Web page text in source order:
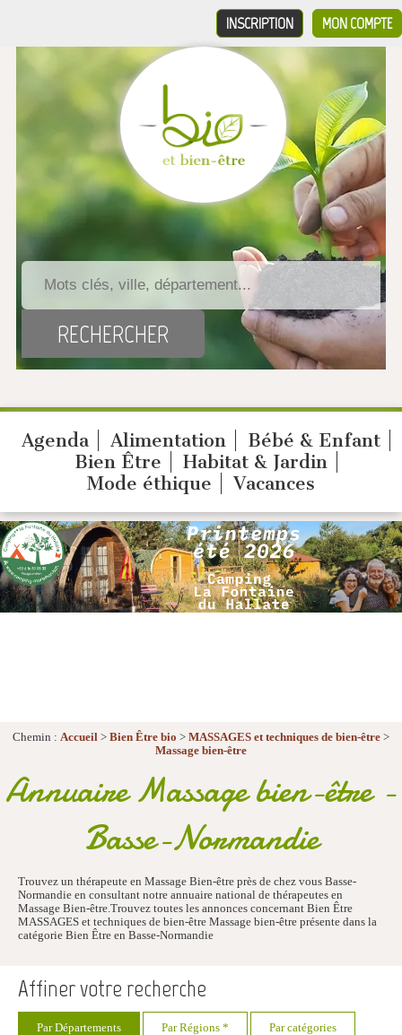
MON COMPTE
INSCRIPTION
Agenda Alimentation
Bébé & Enfant
Bien Être
Habitat & Jardin
Mode éthique
Vacances
Chemin : Accueil > Bien Être bio > MASSAGES et techniques de bien-être >
Massage bien-être
Annuaire Massage bien-être -
Basse-Normandie
Trouvez un thérapeute en Massage Bien-être près de chez vous Basse-
Normandie en consultant notre annuaire national de thérapeutes en
Massage Bien-être.Trouvez toutes les annonces concernant Bien Être
MASSAGES et techniques de bien-être Massage bien-être présente dans la
catégorie Bien Être en Basse-Normandie
Affiner votre recherche
Par Départements Par Régions * Par catégories